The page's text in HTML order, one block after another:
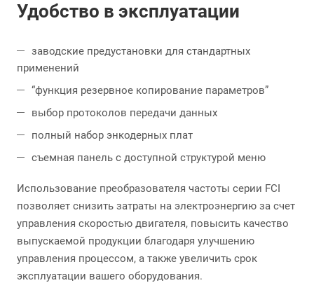
Удобство в эксплуатации
заводские предустановки для стандартных
применений
“функция резервное копирование параметров”
выбор протоколов передачи данных
полный набор энкодерных плат
съемная панель с доступной структурой меню
Использование преобразователя частоты серии FCI
позволяет снизить затраты на электроэнергию за счет
управления скоростью двигателя, повысить качество
выпускаемой продукции благодаря улучшению
управления процессом, а также увеличить срок
эксплуатации вашего оборудования.